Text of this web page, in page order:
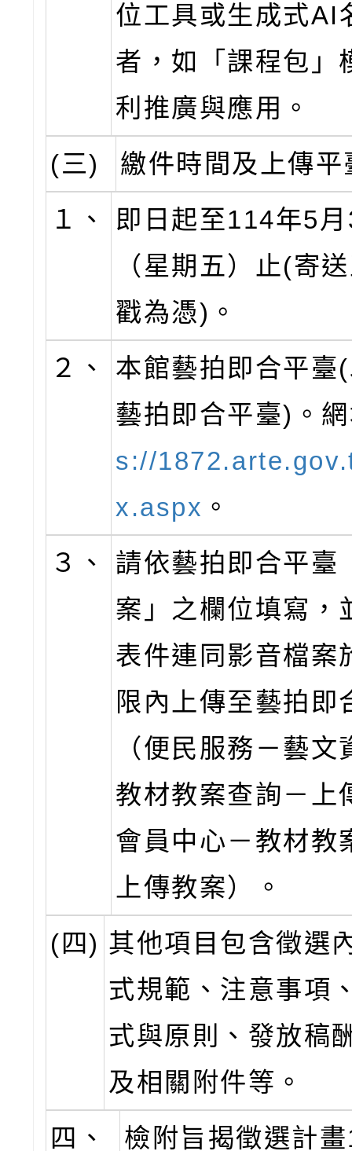
位工具或生成式AI
者，如「課程包」
利推廣與應用。
(三)
繳件時間及上傳平
１、
即日起至114年5
（星期五）止(寄
戳為憑)。
２、
本館藝拍即合平臺
藝拍即合平臺)。
s://
x.aspx 。
３、
請依藝拍即合平臺
案」之欄位填寫，
表件連同影音檔案
限內上傳至藝拍即
（便民服務－藝文
教材教案查詢－上
會員中心－教材教
上傳教案）。
(四) 其他項目包含徵選
式規範、注意事項
式與原則、發放稿
及相關附件等。
四、
檢附旨揭徵選計